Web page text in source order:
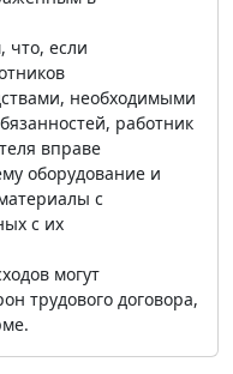
что, если
необходимыми
работник
вправе
оборудование и
с
с их
могут
трудового договора,